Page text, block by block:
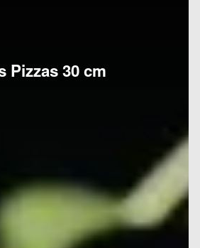
Pizzas 30 cm